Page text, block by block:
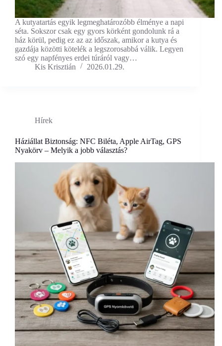
A kutyatartás egyik legmeghatározóbb élménye a napi
séta. Sokszor csak egy gyors körként gondolunk rá a
ház körül, pedig ez az az időszak, amikor a kutya és
gazdája közötti kötelék a legszorosabbá válik. Legyen
szó egy napfényes erdei túráról vagy…
Kis Krisztián
2026.01.29.
Hírek
Háziállat Biztonság: NFC Biléta, Apple AirTag, GPS
Nyakörv – Melyik a jobb választás?